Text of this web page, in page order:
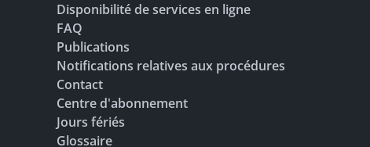
Disponibilité de services en ligne
FAQ
Publications
Notifications relatives aux procédures
Contact
Centre d'abonnement
Jours fériés
Glossaire